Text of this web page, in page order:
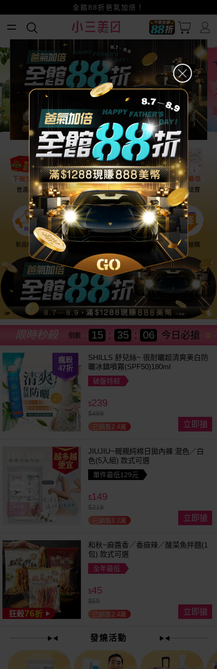
賺美幣~換好禮~立即換GO~
小三美日x全支付~美幣+全點折上折超划算
全館88折爸氣加倍！
普渡必備 話題保養 盛夏提案 雨天法寶
新品NEW 降價搶購
今日必搶
限時秒殺 倒數 15 : 35 : 04
瘋殺
47折
SHILLS 舒兒絲~ 很耐曬超清爽美白防
曬冰鎮噴霧(SPF50)180ml
破盤特殺
$239
$499
已銷售2.4萬 立即搶
越多越
便宜
JIUJIU~親親純棉日拋內褲 混色／白
色(5入組) 款式可選
單件最低129元
$149
$219
已銷售8.2萬 立即搶
狂殺76折
和秋~麻醬香／香麻辣／酸菜魚拌麵(1
包) 款式可選
全年最低
$45
$59
已銷售2.4萬 立即搶
發燒活動